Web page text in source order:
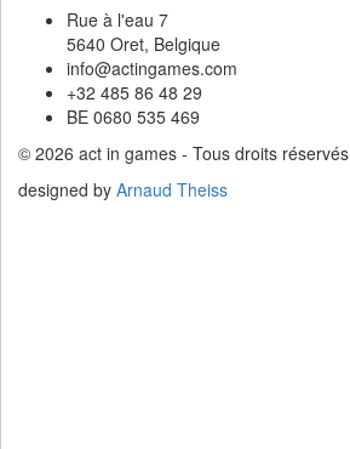
Rue à l'eau 7
5640 Oret, Belgique
info@actingames.com
+32 485 86 48 29
BE 0680 535 469
© 2026 act in games - Tous droits réservés
designed by Arnaud Theiss